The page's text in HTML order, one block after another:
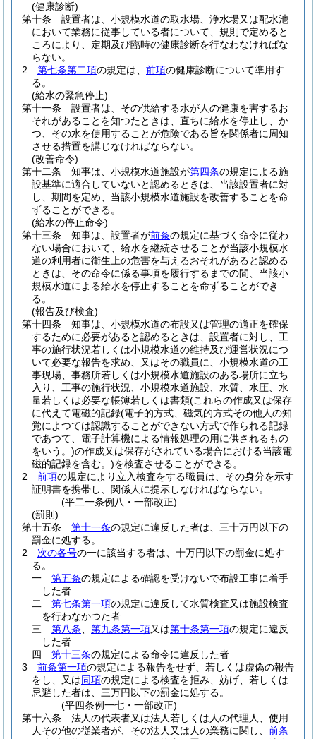
(健康診断)
第十条
設置者は、小規模水道の取水場、浄水場又は配水池
において業務に従事している者について、規則で定めると
ころにより、定期及び臨時の健康診断を行なわなければな
らない。
2
第七条第二項の規定は、 前項の健康診断について準用す
る。
(給水の緊急停止)
第十一条
設置者は、その供給する水が人の健康を害するお
それがあることを知つたときは、直ちに給水を停止し、か
つ、その水を使用することが危険である旨を関係者に周知
させる措置を講じなければならない。
(改善命令)
第十二条
知事は、小規模水道施設が第四条の規定による施
設基準に適合していないと認めるときは、当該設置者に対
し、期間を定め、当該小規模水道施設を改善することを命
ずることができる。
(給水の停止命令)
第十三条
知事は、設置者が前条の規定に基づく命令に従わ
ない場合において、給水を継続させることが当該小規模水
道の利用者に衛生上の危害を与えるおそれがあると認める
ときは、その命令に係る事項を履行するまでの間、当該小
規模水道による給水を停止することを命ずることができ
る。
(報告及び検査)
第十四条
知事は、小規模水道の布設又は管理の適正を確保
するために必要があると認めるときは、設置者に対し、工
事の施行状況若しくは小規模水道の維持及び運営状況につ
いて必要な報告を求め、又はその職員に、小規模水道の工
事現場、事務所若しくは小規模水道施設のある場所に立ち
入り、工事の施行状況、小規模水道施設、水質、水圧、水
量若しくは必要な帳簿若しくは書類(これらの作成又は保存
に代えて電磁的記録(電子的方式、磁気的方式その他人の知
覚によつては認識することができない方式で作られる記録
であつて、電子計算機による情報処理の用に供されるもの
をいう。)の作成又は保存がされている場合における当該電
磁的記録を含む。)を検査させることができる。
2
前項の規定により立入検査をする職員は、その身分を示す
証明書を携帯し、関係人に提示しなければならない。
(平二一条例八・一部改正)
(罰則)
第十五条
第十一条の規定に違反した者は、三十万円以下の
罰金に処する。
2
次の各号の一に該当する者は、十万円以下の罰金に処す
る。
一
第五条の規定による確認を受けないで布設工事に着手
した者
二
第七条第一項の規定に違反して水質検査又は施設検査
を行わなかつた者
三
第八条 第九条第一項又は第十条第一項の規定に違反
した者
四
第十三条の規定による命令に違反した者
3
前条第一項の規定による報告をせず、若しくは虚偽の報告
をし、又は同項の規定による検査を拒み、妨げ、若しくは
忌避した者は、三万円以下の罰金に処する。
(平四条例一七・一部改正)
第十六条
法人の代表者又は法人若しくは人の代理人、使用
人その他の従業者が、その法人又は人の業務に関し、 前条